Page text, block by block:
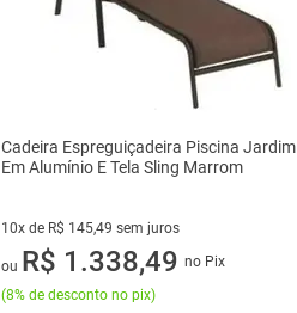
Cadeira Espreguiçadeira Piscina Jardim
Em Alumínio E Tela Sling Marrom
10x de R$ 145,49 sem juros
10 vez de R$ 145,49 sem juros
ou R$ 1.338,49 no Pix
(8% de desconto no pix)